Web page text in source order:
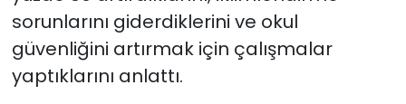
sorunlarını giderdiklerini ve okul
güvenliğini artırmak için çalışmalar
yaptıklarını anlattı.